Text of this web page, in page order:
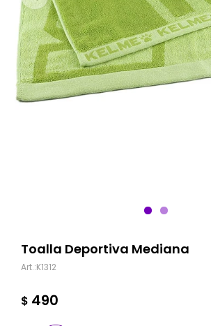
Toalla Deportiva Mediana
K1312
$ 490